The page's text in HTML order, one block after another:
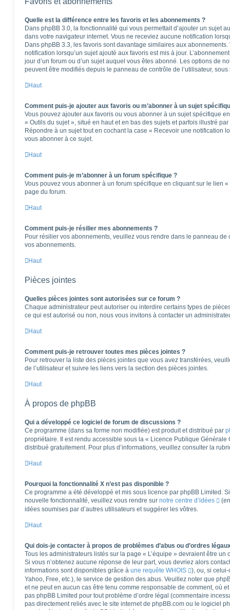
Quelle est la différence entre les favoris et les abonnements ?
Dans phpBB 3.0, la fonctionnalité qui vous permettait d’ajouter un sujet
dans votre navigateur internet. Vous ne receviez aucune notification
Dans phpBB 3.3, les favoris sont davantage similaires aux
notification lorsqu’un sujet ajouté aux favoris est mis à jour.
jour d’un forum ou d’un sujet auquel vous êtes abonné. Les options de
peuvent être modifiés depuis le panneau de contrôle de l’utilisateur,
Haut
Comment puis-je ajouter aux favoris ou m’abonner à un sujet
Vous pouvez ajouter aux favoris ou vous abonner à un sujet spécifique
« Outils du sujet », situé en haut et en bas des sujets et parfois illustré
Répondre à un sujet tout en cochant la case « Recevoir une notification
vous abonner à ce sujet.
Haut
Comment puis-je m’abonner à un forum spécifique ?
Vous pouvez vous abonner à un forum spécifique en cliquant sur le lien
page du forum.
Haut
Comment puis-je résilier mes abonnements ?
Pour résilier vos abonnements, veuillez vous rendre dans le panneau de
vos abonnements.
Haut
Pièces jointes
Quelles pièces jointes sont autorisées sur ce forum ?
Chaque administrateur peut autoriser ou interdire certains types de
ce qui est autorisé ou non, nous vous invitons à contacter un
Haut
Comment puis-je retrouver toutes mes pièces jointes ?
Pour retrouver la liste des pièces jointes que vous avez transférées,
de l’utilisateur et suivre les liens vers la section des pièces jointes.
Haut
À propos de phpBB
Qui a développé ce logiciel de forum de discussions ?
Ce programme (dans sa forme non modifiée) est produit et distribué par
propriétaire. Il est rendu accessible sous la « Licence Publique Générale
distribué gratuitement. Pour plus d’informations, veuillez consulter la
Haut
Pourquoi la fonctionnalité X n’est pas disponible ?
Ce programme a été développé et mis sous licence par phpBB Limited.
nouvelle fonctionnalité, veuillez vous rendre sur notre centre d’idées
idées soumises par d’autres utilisateurs et suggérer les vôtres.
Haut
Qui dois-je contacter à propos de problèmes d’abus ou d’ordres
Tous les administrateurs listés sur la page « L’équipe » devraient être
Si vous n’obtenez aucune réponse de leur part, vous devriez alors
informations sont disponibles grâce à une requête WHOIS
), ou, si
Yahoo, Free, etc.), le service de gestion des abus. Veuillez noter que
et ne peut en aucun cas être tenu comme responsable de comment, où
pas phpBB Limited pour tout problème d’ordre légal (commentaire
pas directement reliés avec le site internet de phpBB.com ou le logiciel